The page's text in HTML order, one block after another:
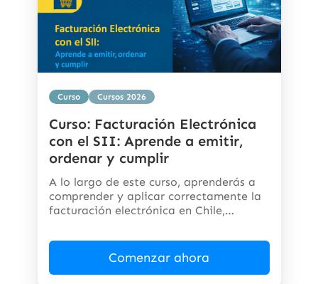
Curso Cursos 2026
Curso: Facturación Electrónica
con el SII: Aprende a emitir,
ordenar y cumplir
A lo largo de este curso, aprenderás a
comprender y aplicar correctamente la
facturación electrónica en Chile,
Comenzar ahora